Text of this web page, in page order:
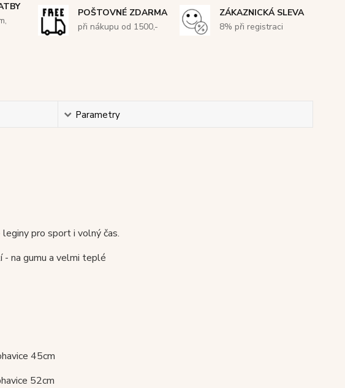
POŠTOVNÉ ZDARMA
při nákupu od 1500,-
ZÁKAZNICKÁ SLEVA
8% při registraci
Parametry
pro sport i volný čas.
- na gumu a velmi teplé
45cm
52cm